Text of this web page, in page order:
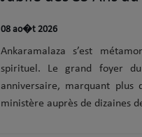
08 ao�t 2026
Ankaramalaza s’est
spirituel. Le grand foyer
anniversaire, marquant plus
ministère auprès de dizaines